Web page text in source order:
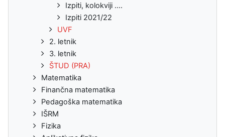
Izpiti, kolokviji ....
Izpiti 2021/22
UVF
2. letnik
3. letnik
ŠTUD (PRA)
Matematika
Finančna matematika
Pedagoška matematika
IŠRM
Fizika